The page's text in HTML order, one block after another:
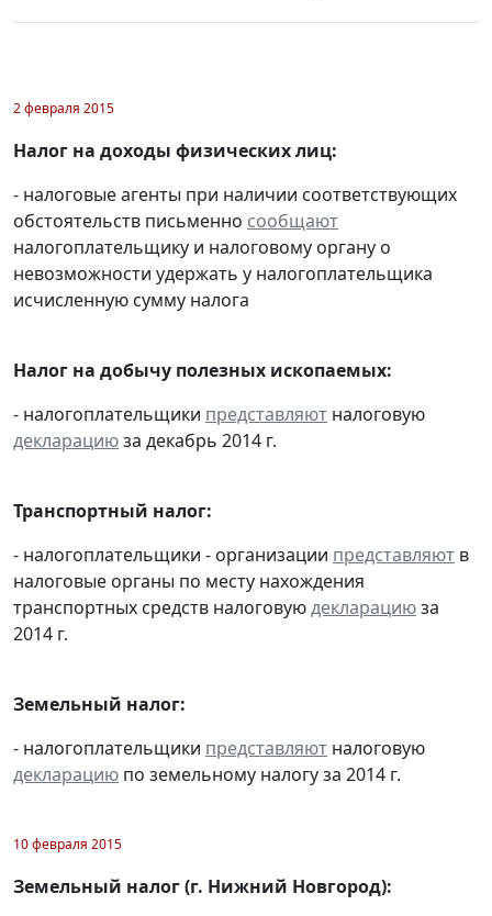
2 февраля 2015
Налог на доходы физических лиц:
- налоговые агенты при наличии соответствующих
обстоятельств письменно сообщают
налогоплательщику и налоговому органу о
невозможности удержать у налогоплательщика
исчисленную сумму налога
Налог на добычу полезных ископаемых:
- налогоплательщики представляют налоговую
декларациюза декабрь 2014 г.
Транспортный налог:
- налогоплательщики - организации представляют в
налоговые органы по месту нахождения
транспортных средств налоговуюдекларациюза
2014 г.
Земельный налог:
- налогоплательщики представляют налоговую
декларацию по земельному налогу за 2014 г.
10 февраля 2015
Земельный налог (г. Нижний Новгород):